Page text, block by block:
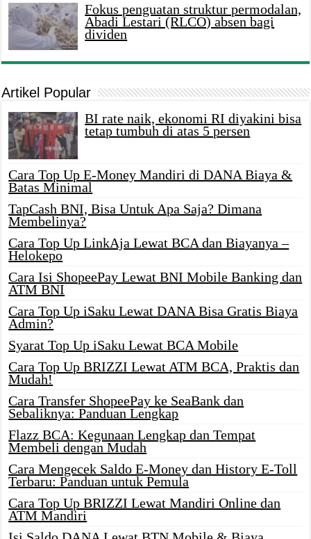
Fokus penguatan struktur permodalan,
Abadi Lestari (RLCO) absen bagi
dividen
Artikel Popular
BI rate naik, ekonomi RI diyakini bisa
tetap tumbuh di atas 5 persen
Cara Top Up E-Money Mandiri di DANA Biaya &
Batas Minimal
TapCash BNI, Bisa Untuk Apa Saja? Dimana
Membelinya?
Cara Top Up LinkAja Lewat BCA dan Biayanya –
Helokepo
Cara Isi ShopeePay Lewat BNI Mobile Banking dan
ATM BNI
Cara Top Up iSaku Lewat DANA Bisa Gratis Biaya
Admin?
Syarat Top Up iSaku Lewat BCA Mobile
Cara Top Up BRIZZI Lewat ATM BCA, Praktis dan
Mudah!
Cara Transfer ShopeePay ke SeaBank dan
Sebaliknya: Panduan Lengkap
Flazz BCA: Kegunaan Lengkap dan Tempat
Membeli dengan Mudah
Cara Mengecek Saldo E-Money dan History E-Toll
Terbaru: Panduan untuk Pemula
Cara Top Up BRIZZI Lewat Mandiri Online dan
ATM Mandiri